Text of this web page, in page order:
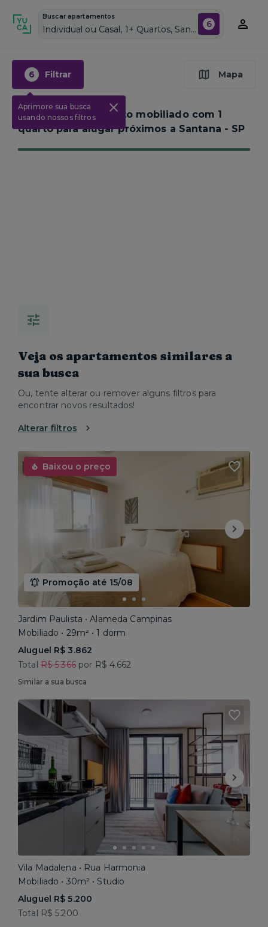
Buscar apartamentos
Individual ou Casal, 1+ Quartos, Santana, Vagas de garagem: Sim, Mobiliado, Piscina 6
6 Filtrar
Aprimore sua busca
usando nossos filtros
Mapa
Nenhum apartamento mobiliado com 1
quarto para alugar próximos a Santana - SP
Veja os apartamentos similares a
sua busca
Ou, tente alterar ou remover alguns filtros para
encontrar novos resultados!
Alterar filtros
Baixou o preço
Promoção até 15/08
Jardim Paulista • Alameda Campinas
Mobiliado • 29m² • 1 dorm
Aluguel R$ 3.862
Total R$ 5.366por R$ 4.662
Similar a sua busca
Vila Madalena • Rua Harmonia
Mobiliado • 30m² • Studio
Aluguel R$ 5.200
Total R$ 5.200